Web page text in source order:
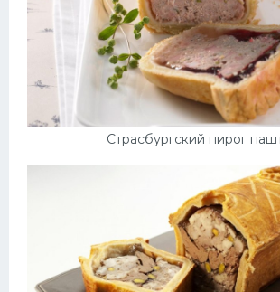
Страсбургский пирог